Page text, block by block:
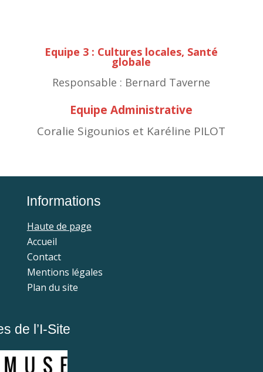
Equipe 3 : Cultures locales, Santé
globale
Responsable : Bernard Taverne
Equipe Administrative
Coralie Sigounios et Karéline PILOT
Informations
Haute de page
Accueil
Contact
Mentions légales
Plan du site
de l’I-Site